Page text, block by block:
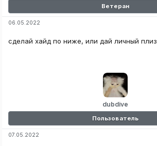
Ветеран
06.05.2022
сделай хайд по ниже, или дай личный плиз
dubdive
Пользователь
07.05.2022